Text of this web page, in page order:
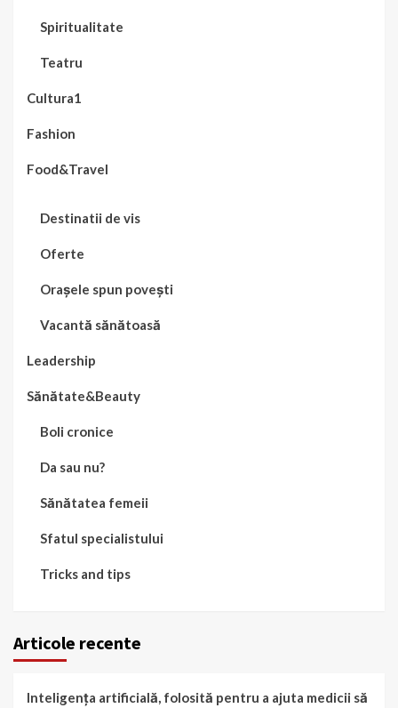
Spiritualitate
Teatru
Cultura1
Fashion
Food&Travel
Destinatii de vis
Oferte
Orașele spun povești
Vacantă sănătoasă
Leadership
Sănătate&Beauty
Boli cronice
Da sau nu?
Sănătatea femeii
Sfatul specialistului
Tricks and tips
Articole recente
Inteligența artificială, folosită pentru a ajuta medicii să